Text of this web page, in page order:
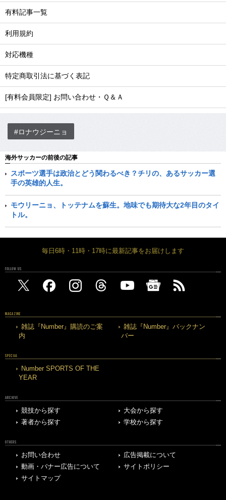
有料記事一覧
利用規約
対応機種
特定商取引法に基づく表記
[有料会員限定] お問い合わせ・Ｑ＆Ａ
#ロナウジーニョ
海外サッカーの前後の記事
スポーツ選手は政治とどう関わるべき？チリの、あるサッカー選
手の英雄的人生。
モウリーニョ、トッテナムを蘇生。地味でも期待大な2年目のタイ
トル。
毎日6時・11時・17時に最新記事をお届けします
FOLLOW US
MAGAZINE
雑誌『Number』購読のご案
内
雑誌『Number』バックナン
バー
SPECIAL
Number SPORTS OF THE
YEAR
ARCHIVE
競技から探す
大会から探す
著者から探す
学校から探す
OTHERS
お問い合わせ
広告掲載について
動画・バナー広告について
サイトポリシー
サイトマップ